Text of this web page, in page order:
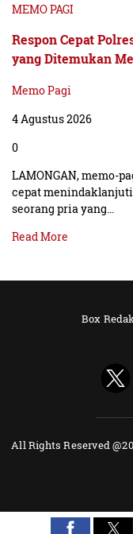
MEMO PAGI
Respon Cepat
yang Ditemukan
Memo Pagi
4 Agustus 2026
0
LAMONGAN, memo-
cepat
seorang pria yang…
Read More
Box
All Rights Reserved